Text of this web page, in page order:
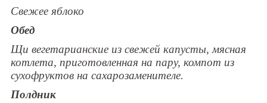
Свежее яблоко
Обед
Щи вегетарианские из свежей капусты, мясная
котлета, приготовленная на пару, компот из
сухофруктов на сахарозаменителе.
Полдник